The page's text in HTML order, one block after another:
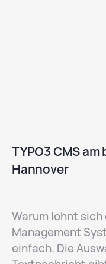
TYPO3 CMS
Hannover
Warum lohnt
Management
einfach. Die